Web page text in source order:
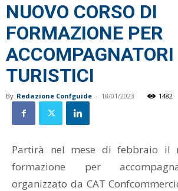
NUOVO CORSO DI
FORMAZIONE PER
ACCOMPAGNATORI
TURISTICI
By Redazione Confguide - 18/01/2023 1482
Partirà nel mese di febbraio il
formazione per
organizzato da CAT